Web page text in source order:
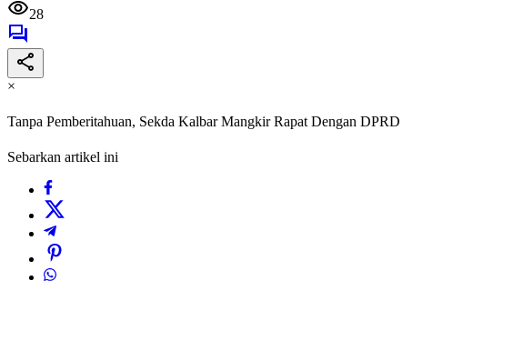
28
×
Tanpa Pemberitahuan, Sekda Kalbar Mangkir Rapat Dengan DPRD
Sebarkan artikel ini